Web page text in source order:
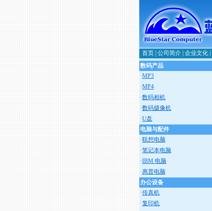
首页 公司简介 企业文化
数码产品
·MP3
·MP4
·数码相机
·数码摄像机
·U盘
电脑与配件
·联想电脑
·笔记本电脑
·IBM 电脑
·惠普电脑
办公设备
·传真机
·复印机